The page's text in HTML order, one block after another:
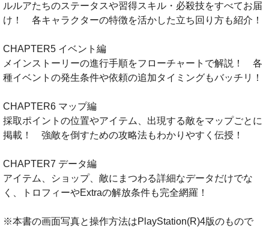
ルルアたちのステータスや習得スキル・必殺技をすべてお届
け！ 各キャラクターの特徴を活かした立ち回り方も紹介！
CHAPTER5 イベント編
メインストーリーの進行手順をフローチャートで解説！ 各
種イベントの発生条件や依頼の追加タイミングもバッチリ！
CHAPTER6 マップ編
採取ポイントの位置やアイテム、出現する敵をマップごとに
掲載！ 強敵を倒すための攻略法もわかりやすく伝授！
CHAPTER7 データ編
アイテム、ショップ、敵にまつわる詳細なデータだけでな
く、トロフィーやExtraの解放条件も完全網羅！
※本書の画面写真と操作方法はPlayStation(R)4版のもので